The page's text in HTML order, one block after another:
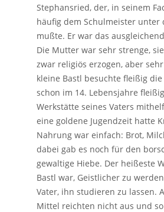
Stephansried, der, in seinem
häufig dem Schulmeister unter
mußte. Er war das
Die Mutter war sehr strenge,
zwar religiös erzogen, aber
kleine Bastl besuchte fleißig
schon im 14. Lebensjahre
Werkstätte seines Vaters
eine goldene Jugendzeit hatte
Nahrung war einfach: Brot,
dabei gab es noch für den
gewaltige Hiebe. Der heißeste
Bastl war, Geistlicher zu
Vater, ihn studieren zu lassen.
Mittel reichten nicht aus und